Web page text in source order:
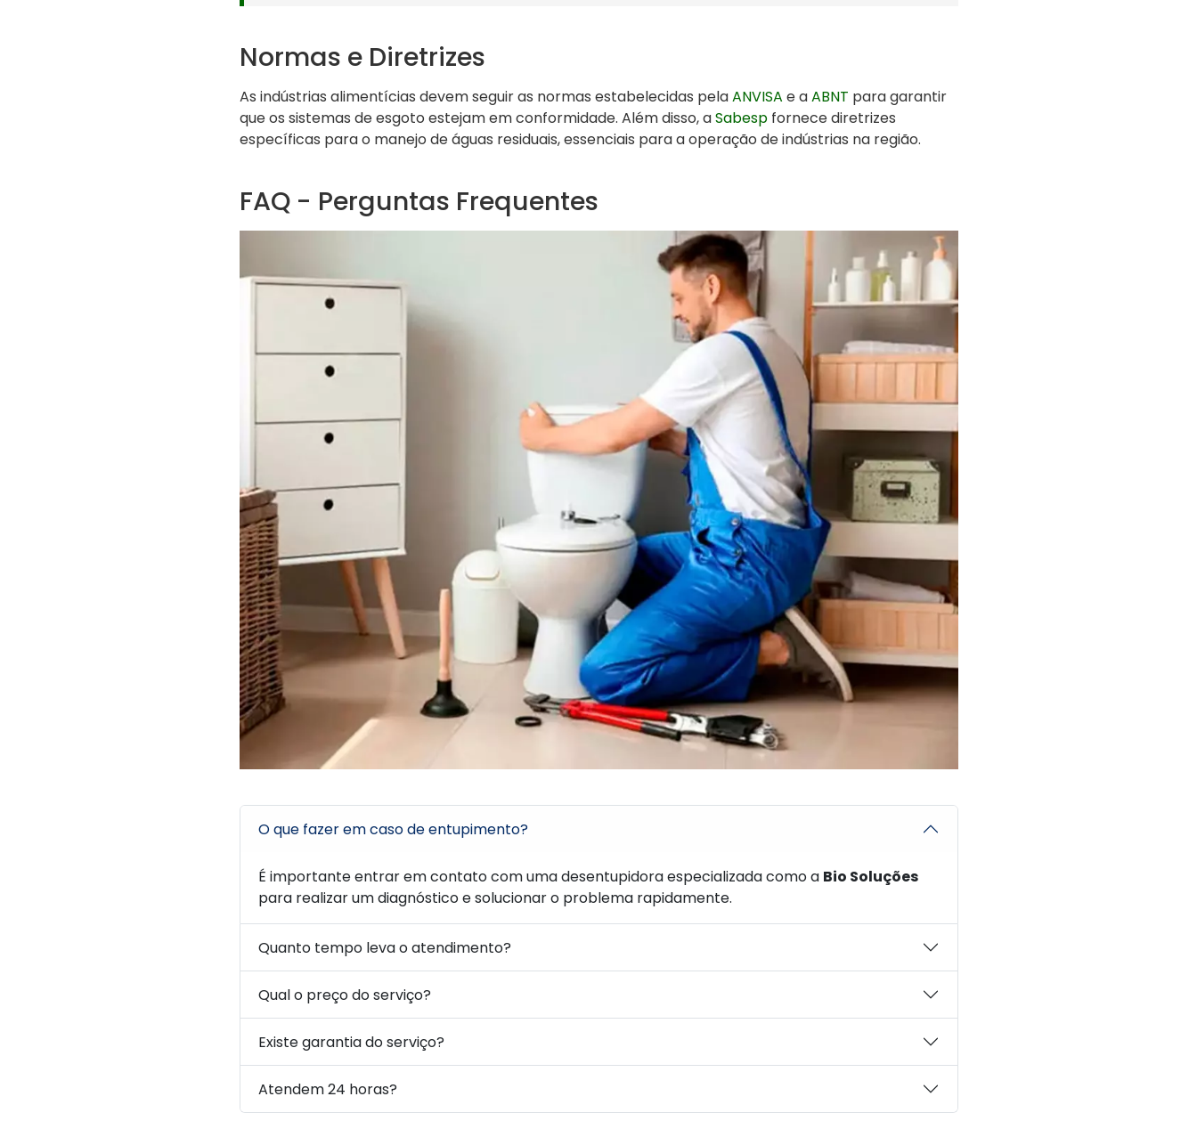
Normas e Diretrizes
As indústrias alimentícias devem seguir as normas estabelecidas pelaANVISA e aABNT para garantir
que os sistemas de esgoto estejam em conformidade. Além disso, aSabespfornece diretrizes
específicas para o manejo de águas residuais, essenciais para a operação de indústrias na região.
FAQ - Perguntas Frequentes
O que fazer em caso de entupimento?
É importante entrar em contato com uma desentupidora especializada como a Bio Soluções
para realizar um diagnóstico e solucionar o problema rapidamente.
Quanto tempo leva o atendimento?
Qual o preço do serviço?
Existe garantia do serviço?
Atendem 24 horas?